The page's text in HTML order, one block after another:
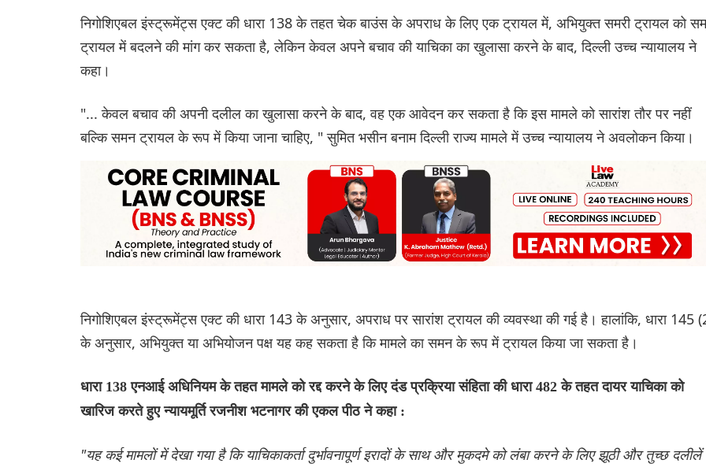
निगोशिएबल इंस्ट्रूमेंट्स एक्ट की धारा 138 के तहत चेक बाउंस के अपराध के लिए एक ट्रायल में, अभियुक्त समरी ट्रायल को
ट्रायल में बदलने की मांग कर सकता है, लेकिन केवल अपने बचाव की याचिका का खुलासा करने के बाद, दिल्ली उच्च न्यायालय ने
कहा।
"... केवल बचाव की अपनी दलील का खुलासा करने के बाद, वह एक आवेदन कर सकता है कि इस मामले को सारांश तौर पर नहीं
बल्कि समन ट्रायल के रूप में किया जाना चाहिए, " सुमित भसीन बनाम दिल्ली राज्य मामले में उच्च न्यायालय ने अवलोकन किया।
निगोशिएबल इंस्ट्रूमेंट्स एक्ट की धारा 143 के अनुसार, अपराध पर सारांश ट्रायल की व्यवस्था की गई है। हालांकि, धारा 145
के अनुसार, अभियुक्त या अभियोजन पक्ष यह कह सकता है कि मामले का समन के रूप में ट्रायल किया जा सकता है।
धारा 138 एनआई अधिनियम के तहत मामले को रद्द करने के लिए दंड प्रक्रिया संहिता की धारा 482 के तहत दायर याचिका को
खारिज करते हुए न्यायमूर्ति रजनीश भटनागर की एकल पीठ ने कहा :
"यह कई मामलों में देखा गया है कि याचिकाकर्ता दुर्भावनापूर्ण इरादों के साथ और मुकदमे को लंबा करने के लिए झूठी और तुच्छ दलीलें